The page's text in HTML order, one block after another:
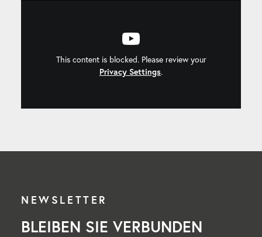
This content is blocked. Please review your
Privacy Settings.
NEWSLETTER
BLEIBEN SIE VERBUNDEN